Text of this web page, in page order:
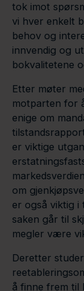
tok imot
vi hver enkelt
behov og
innvendig og
bokvalitetene
Etter møter
motparten for
enige om
er viktige
om
er også viktig i
saken går til
megler være
Deretter
å finne frem til